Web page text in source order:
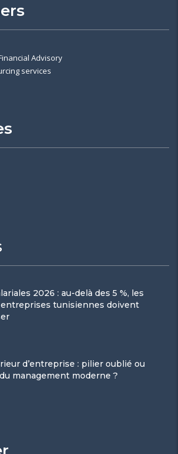
Advisory
services
2026 : au-delà des 5 %, les
tunisiennes doivent
d’entreprise : pilier oublié ou
management moderne ?